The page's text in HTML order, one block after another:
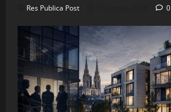
Res Publica Post 0